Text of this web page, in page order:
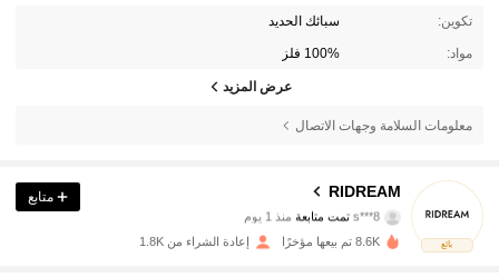
تكوين: سبائك الحديد
مواد: 100% فلز
عرض المزيد
معلومات السلامة وجهات الاتصال
بائع
RIDREAM
s***8 تمت متابعة منذ 1 يوم
4.92
متابع
8.6K تم بيعها مؤخرًا إعادة الشراء من 1.8K